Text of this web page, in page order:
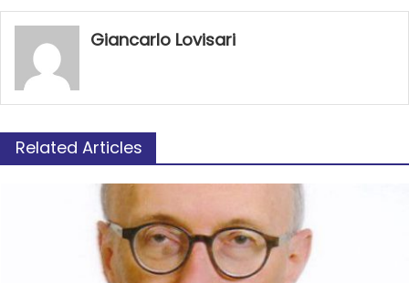
Giancarlo Lovisari
Related Articles